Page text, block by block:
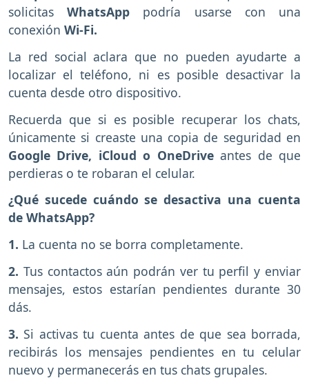
solicitasWhatsApp podría usarse con una
conexión Wi-Fi.
La red social aclara que no pueden ayudarte a
localizar el teléfono, ni es posible desactivar la
cuenta desde otro dispositivo.
Recuerda que si es posible recuperar los chats,
únicamente si creaste una copia de seguridad en
Google Drive, iCloud o OneDriveantes de que
perdieras o te robaran el celular.
¿Qué sucede cuándo se desactiva una cuenta
de WhatsApp?
1. La cuenta no se borra completamente.
2. Tus contactos aún podrán ver tu perfil y enviar
mensajes, estos estarían pendientes durante 30
dás.
3. Si activas tu cuenta antes de que sea borrada,
recibirás los mensajes pendientes en tu celular
nuevo y permanecerás en tus chats grupales.